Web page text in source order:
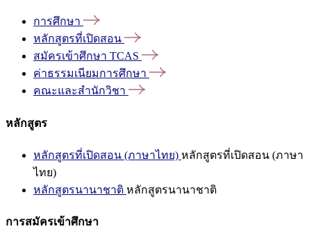
การศึกษา
หลักสูตรที่เปิดสอน
สมัครเข้าศึกษา TCAS
ค่าธรรมเนียมการศึกษา
คณะและสำนักวิชา
หลักสูตร
หลักสูตรที่เปิดสอน (ภาษาไทย) หลักสูตรที่เปิดสอน (ภาษา
ไทย)
หลักสูตรนานาชาติ หลักสูตรนานาชาติ
การสมัครเข้าศึกษา